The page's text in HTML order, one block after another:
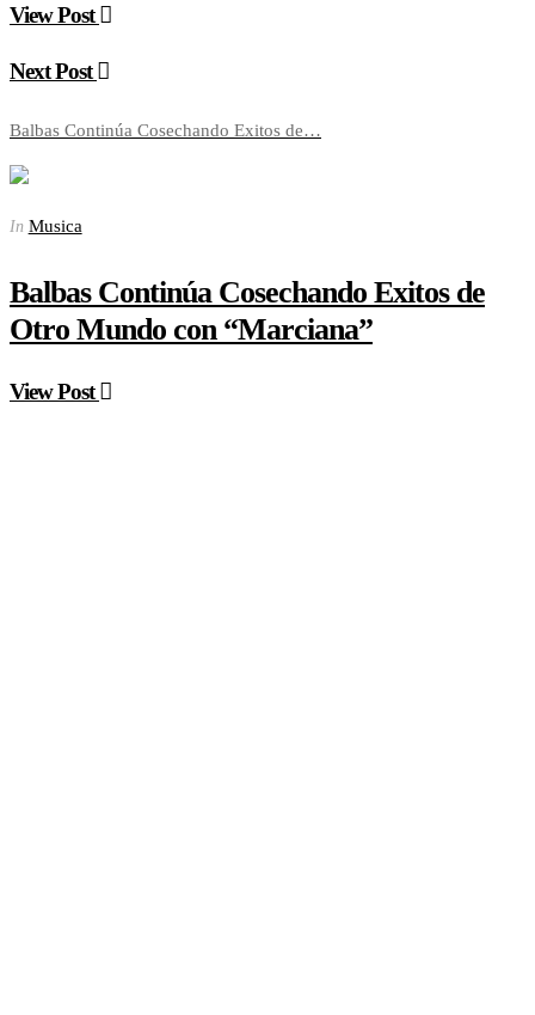
View Post
Next Post
Balbas Continúa Cosechando Exitos de…
In Musica
Balbas Continúa Cosechando Exitos de
Otro Mundo con “Marciana”
View Post